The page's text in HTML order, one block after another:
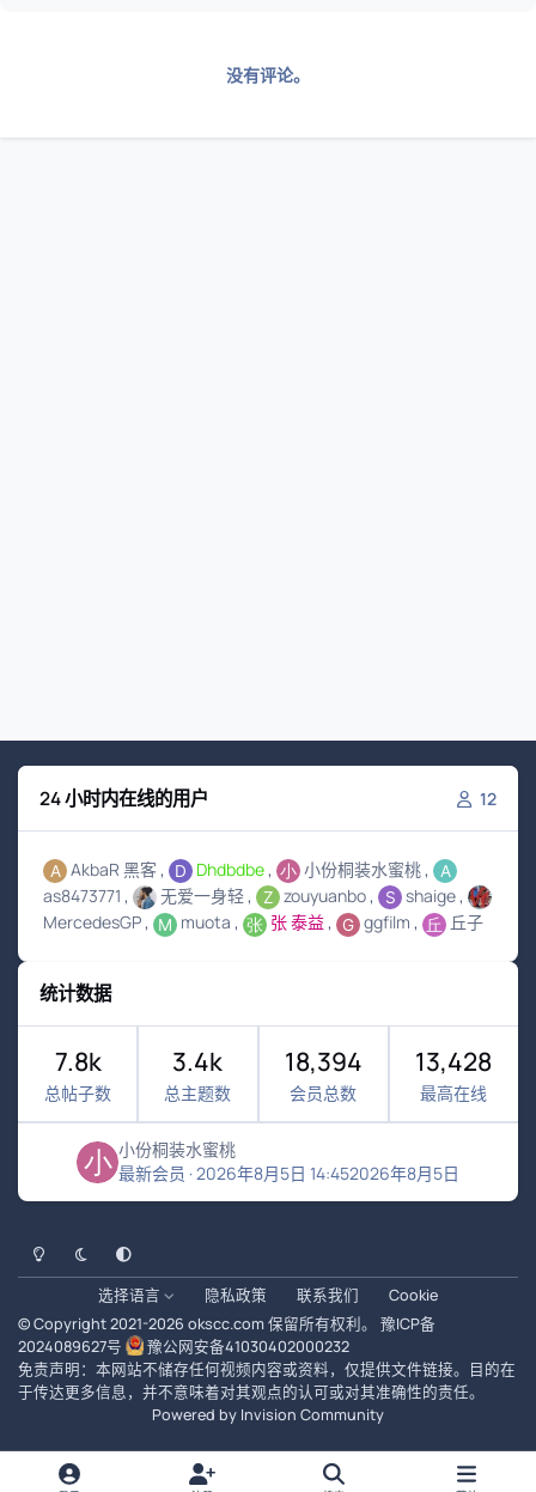
没有评论。
24 小时内在线的用户 12
AkbaR 黑客 Dhdbdbe
小份桐装水蜜桃
as8473771
无爱一身轻 zouyuanbo
shaige
MercedesGP
muota 张 泰益 ggfilm 丘子
统计数据
7.8k
总帖子数
3.4k
总主题数
18,394
会员总数
13,428
最高在线
小份桐装水蜜桃
最新会员 ·2026年8月5日 14:452026年8月5日
浅色模式黑暗模式系统偏好
选择语言 隐私政策 联系我们
Cookie
© Copyright 2021-2026 okscc.com 保留所有权利。 豫ICP备
2024089627号
豫公网安备41030402000232
免责声明：本网站不储存任何视频内容或资料，仅提供文件链接。目的在
于传达更多信息，并不意味着对其观点的认可或对其准确性的责任。
Powered by Invision Community